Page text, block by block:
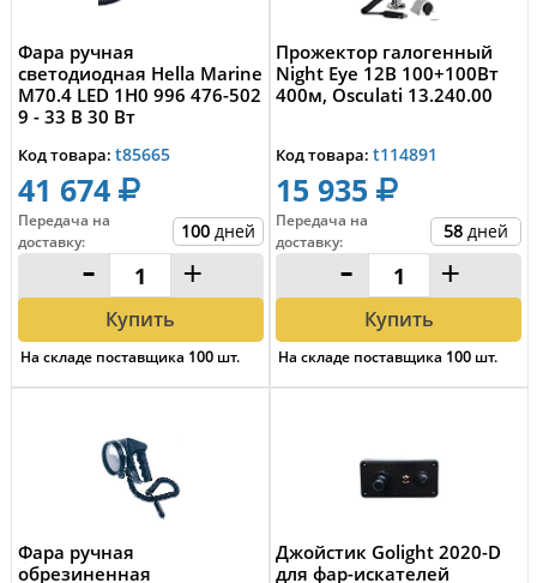
Фара ручная
светодиодная Hella Marine
M70.4 LED 1H0 996 476-502
9 - 33 В 30 Вт
Код товара: t85665
41 674
Передача на
доставку: 100 дней
- +
Купить
На складе поставщика 100 шт.
Прожектор галогенный
Night Eye 12В 100+100Вт
400м, Osculati 13.240.00
Код товара: t114891
15 935
Передача на
доставку: 58 дней
- +
Купить
На складе поставщика 100 шт.
Фара ручная
обрезиненная
Джойстик Golight 2020-D
для фар-искателей